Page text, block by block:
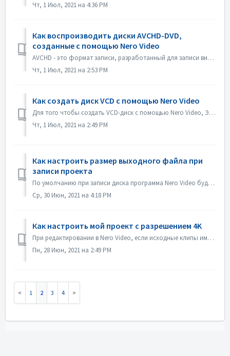
Чт, 1 Июл, 2021 на 4:36 PM
Как воспроизводить диски AVCHD-DVD,
созданные с помощью Nero Video
AVCHD - это формат записи, разработанный для записи видео высокой четкости на такие носители, как записываемые DVD-носители, жесткие диски и карты памяти. ...
Чт, 1 Июл, 2021 на 2:53 PM
Как создать диск VCD с помощью Nero Video
Для того чтобы создать VCD-диск с помощью Nero Video, Этап 1. Откройте Nero Video. Этап 2. Перетащите видеофайл в Nero Video Home, Nero Video откроет диалог...
Чт, 1 Июл, 2021 на 2:49 PM
Как настроить размер выходного файла при
записи проекта
По умолчанию при записи диска программа Nero Video будет стараться занять все пространство диска. В некоторых случаях, если вам не нужен большой размер, вы ...
Ср, 30 Июн, 2021 на 4:18 PM
Как настроить мой проект с разрешением 4K
При редактировании в Nero Video, если исходные клипы имеют разрешение 4K или выше, и вы хотите, чтобы выходной файл был также в 4K, пожалуйста, выполните сл...
Пн, 28 Июн, 2021 на 2:49 PM
1 2 3 4